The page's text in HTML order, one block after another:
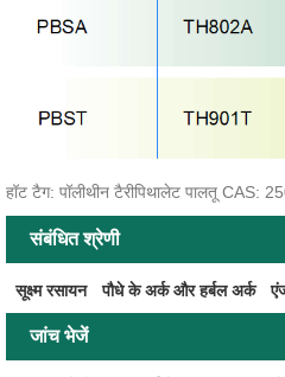
हॉट टैग: पॉलीथीन टैरीपिथालेट पालतू CAS:
संबंधित श्रेणी
सूक्ष्म रसायन पौधे के अर्क और हर्बल अर्क
जांच भेजें